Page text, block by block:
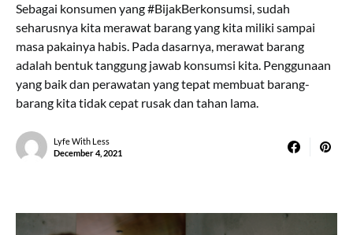
Sebagai konsumen yang #BijakBerkonsumsi, sudah
seharusnya kita merawat barang yang kita miliki sampai
masa pakainya habis. Pada dasarnya, merawat barang
adalah bentuk tanggung jawab konsumsi kita. Penggunaan
yang baik dan perawatan yang tepat membuat barang-
barang kita tidak cepat rusak dan tahan lama.
Lyfe With Less
December 4, 2021